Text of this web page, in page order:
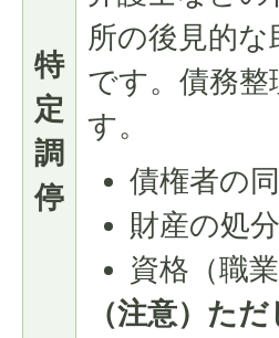
特
定
調
停
所の後見的
です。債務
す。
債権者の
財産の処
資格（職
（注意）た